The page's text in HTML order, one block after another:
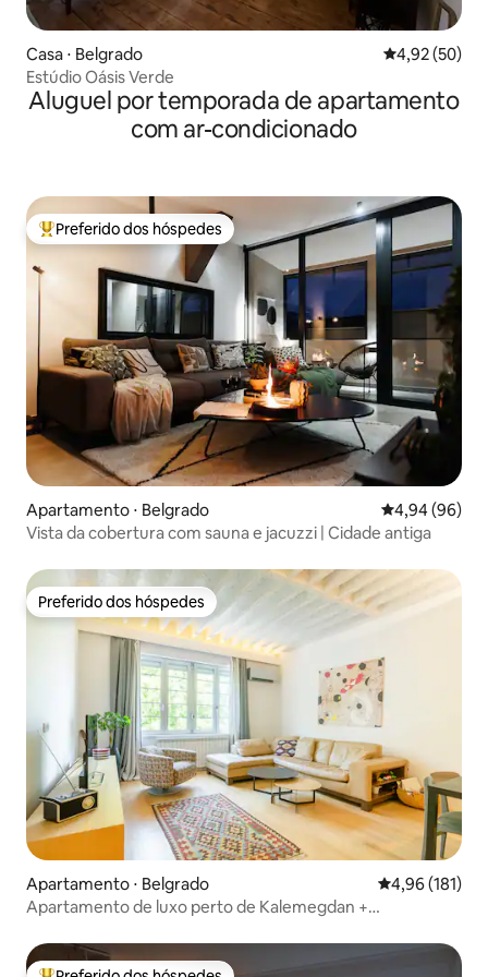
Casa ⋅ Belgrado 4,92 de uma
4,92 (50)
Estúdio Oásis Verde
Aluguel por temporada de apartamento
com ar-condicionado
Entre os melhores preferidos dos hóspedes
Preferido dos hóspedes
Apartamento ⋅ Belgrado 4,94 de uma
4,94 (96)
Vista da cobertura com sauna e jacuzzi | Cidade antiga
Preferido dos hóspedes
Preferido dos hóspedes
Apartamento ⋅ Belgrado 4,96 de uma
4,96 (181)
Apartamento de luxo perto de Kalemegdan +